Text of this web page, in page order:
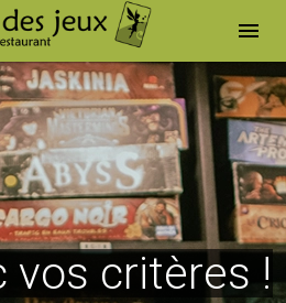
menu
vos critères !